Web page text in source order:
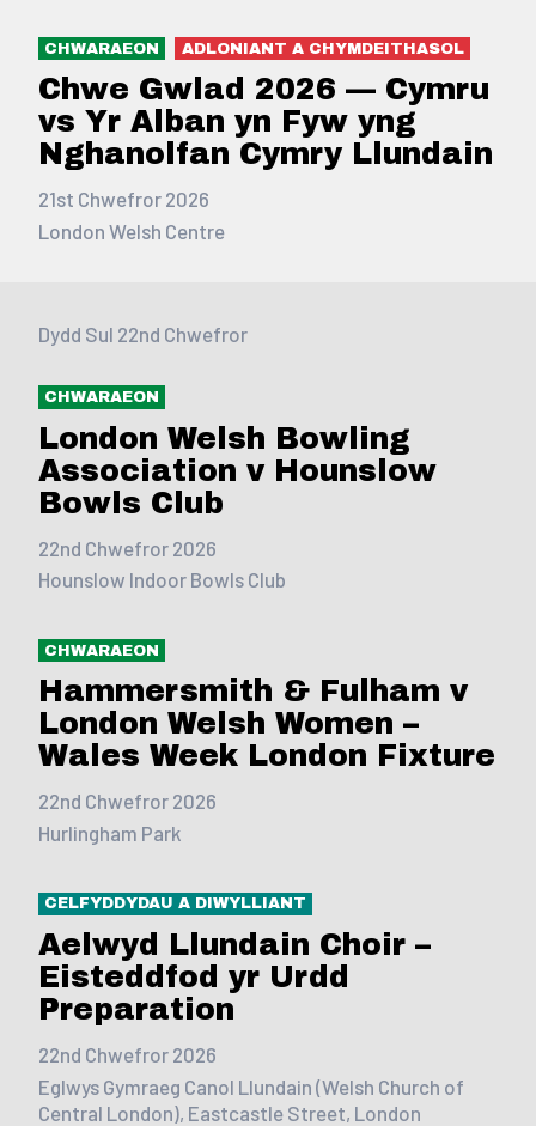
CHWARAEON ADLONIANT A CHYMDEITHASOL
Chwe Gwlad 2026 — Cymru
vs Yr Alban yn Fyw yng
Nghanolfan Cymry Llundain
21st Chwefror 2026
London Welsh Centre
Dydd Sul 22nd Chwefror
CHWARAEON
London Welsh Bowling
Association v Hounslow
Bowls Club
22nd Chwefror 2026
Hounslow Indoor Bowls Club
CHWARAEON
Hammersmith & Fulham v
London Welsh Women –
Wales Week London Fixture
22nd Chwefror 2026
Hurlingham Park
CELFYDDYDAU A DIWYLLIANT
Aelwyd Llundain Choir –
Eisteddfod yr Urdd
Preparation
22nd Chwefror 2026
Eglwys Gymraeg Canol Llundain (Welsh Church of
Central London), Eastcastle Street, London